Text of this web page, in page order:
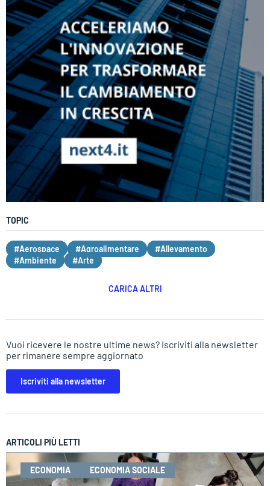
TOPIC
#Aerospace #Agroalimentare
#Allevamento
#Ambiente
#Arte
CARICA ALTRI
Vuoi ricevere le nostre ultime news? Iscriviti alla newsletter
per rimanere sempre aggiornato
Iscriviti alla newsletter
ARTICOLI PIÙ LETTI
ECONOMIA ECONOMIA SOCIALE